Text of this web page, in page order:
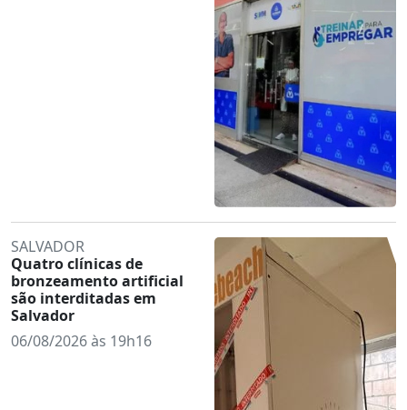
SALVADOR
Quatro clínicas de
bronzeamento artificial
são interditadas em
Salvador
06/08/2026 às 19h16